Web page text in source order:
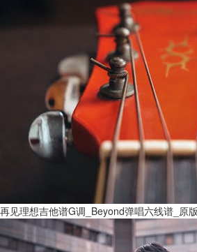
再见理想吉他谱G调_Beyond弹唱六线谱_原